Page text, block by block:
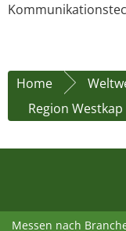
Home
Region Westkap
Messen nach